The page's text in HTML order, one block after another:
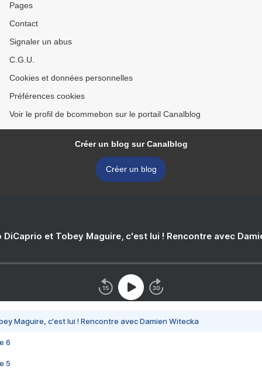
Pages
Contact
Signaler un abus
C.G.U.
Cookies et données personnelles
Préférences cookies
Voir le profil de bcommebon sur le portail Canalblog
Créer un blog sur Canalblog
Créer un blog
DiCaprio et Tobey Maguire, c'est lui ! Rencontre avec
Maguire, c'est lui ! Rencontre avec Damien Witecka
6
5